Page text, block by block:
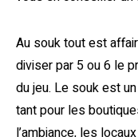
Au souk tout est
diviser par 5 ou 6 le
du jeu. Le souk est
tant pour les
l’ambiance, les